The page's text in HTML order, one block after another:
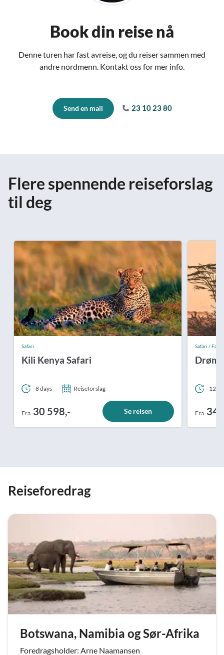
Book din reise nå
Denne turen har fast avreise, og du reiser sammen med
andre nordmenn. Kontakt oss for mer info.
Send en mail 23 10 23 80
Flere spennende reiseforslag
til deg
Safari
Kili Kenya Safari
8 days Reiseforslag
Fra 30 598,- Se reisen
Safari / Fast
12
Fra 34
Reiseforedrag
Botswana, Namibia og Sør-Afrika
Foredragsholder: Arne Naamansen